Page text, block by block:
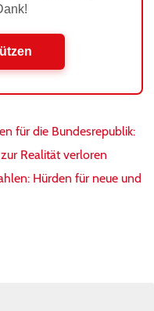
für die Bundesrepublik:
Realität verloren
Hürden für neue und